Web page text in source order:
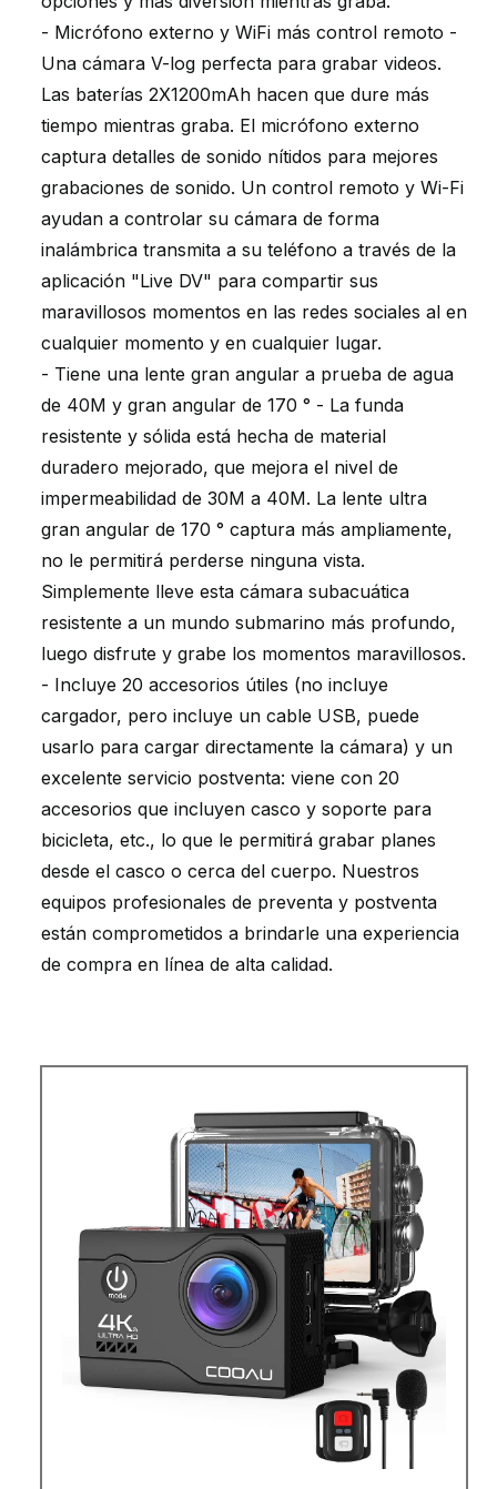
- Micrófono externo y WiFi más control remoto -
Una cámara V-log perfecta para grabar videos.
Las baterías 2X1200mAh hacen que dure más
tiempo mientras graba. El micrófono externo
captura detalles de sonido nítidos para mejores
grabaciones de sonido. Un control remoto y Wi-Fi
ayudan a controlar su cámara de forma
inalámbrica transmita a su teléfono a través de la
aplicación "Live DV" para compartir sus
maravillosos momentos en las redes sociales al en
cualquier momento y en cualquier lugar.
- Tiene una lente gran angular a prueba de agua
de 40M y gran angular de 170 ° - La funda
resistente y sólida está hecha de material
duradero mejorado, que mejora el nivel de
impermeabilidad de 30M a 40M. La lente ultra
gran angular de 170 ° captura más ampliamente,
no le permitirá perderse ninguna vista.
Simplemente lleve esta cámara subacuática
resistente a un mundo submarino más profundo,
luego disfrute y grabe los momentos maravillosos.
- Incluye 20 accesorios útiles (no incluye
cargador, pero incluye un cable USB, puede
usarlo para cargar directamente la cámara) y un
excelente servicio postventa: viene con 20
accesorios que incluyen casco y soporte para
bicicleta, etc., lo que le permitirá grabar planes
desde el casco o cerca del cuerpo. Nuestros
equipos profesionales de preventa y postventa
están comprometidos a brindarle una experiencia
de compra en línea de alta calidad.